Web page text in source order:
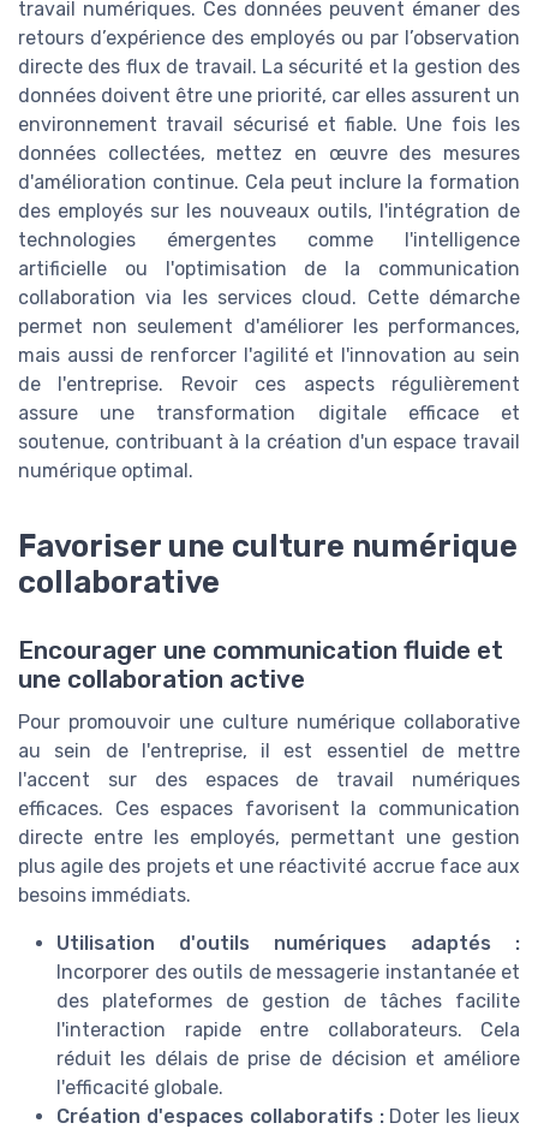
travail numériques. Ces données peuvent émaner des
retours d’expérience des employés ou par l’observation
directe des flux de travail. La sécurité et la gestion des
données doivent être une priorité, car elles assurent un
environnement travail sécurisé et fiable. Une fois les
données collectées, mettez en œuvre des mesures
d'amélioration continue. Cela peut inclure la formation
des employés sur les nouveaux outils, l'intégration de
technologies émergentes comme l'intelligence
artificielle ou l'optimisation de la communication
collaboration via les services cloud. Cette démarche
permet non seulement d'améliorer les performances,
mais aussi de renforcer l'agilité et l'innovation au sein
de l'entreprise. Revoir ces aspects régulièrement
assure une transformation digitale efficace et
soutenue, contribuant à la création d'un espace travail
numérique optimal.
Favoriser une culture numérique
collaborative
Encourager une communication fluide et
une collaboration active
Pour promouvoir une culture numérique collaborative
au sein de l'entreprise, il est essentiel de mettre
l'accent sur des espaces de travail numériques
efficaces. Ces espaces favorisent la communication
directe entre les employés, permettant une gestion
plus agile des projets et une réactivité accrue face aux
besoins immédiats.
Utilisation d'outils numériques adaptés :
Incorporer des outils de messagerie instantanée et
des plateformes de gestion de tâches facilite
l'interaction rapide entre collaborateurs. Cela
réduit les délais de prise de décision et améliore
l'efficacité globale.
Création d'espaces collaboratifs : Doter les lieux